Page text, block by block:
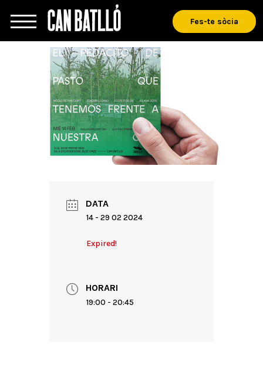
Fes-te sòcia
DATA
14 - 29 02 2024
Expired!
HORARI
19:00 - 20:45